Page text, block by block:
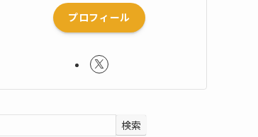
プロフィール
検索